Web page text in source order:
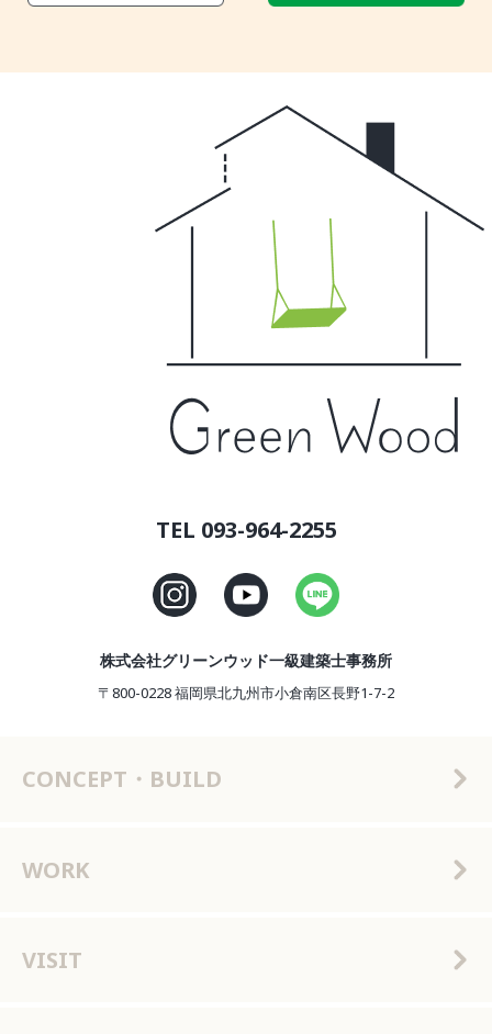
TEL 093-964-2255
株式会社グリーンウッド一級建築士事務所
〒800-0228 福岡県北九州市小倉南区長野1-7-2
CONCEPT・BUILD
WORK
VISIT